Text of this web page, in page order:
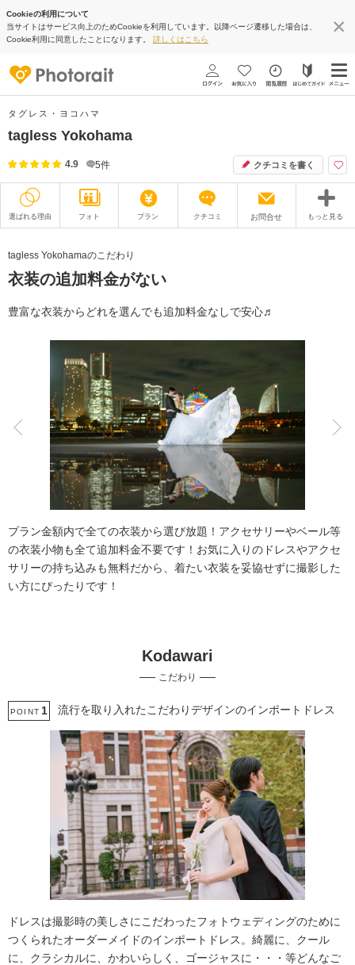
Cookieの利用について
当サイトはサービス向上のためCookieを利用しています。以降ページ遷移した場合は、
Cookie利用に同意したことになります。 詳しくはこちら
タグレス・ヨコハマ
tagless Yokohama
4.9 5件 クチコミを書く
選ばれる理由 フォト プラン クチコミ お問合せ もっと見る
衣装
オプション ブログ
アクセス/TEL スタジオトップ
こだわりポイント
3万円以下のプラン
プロポーズサプライズ
tagless Yokohamaのこだわり
衣装の追加料金がない
豊富な衣装からどれを選んでも追加料金なしで安心♬
プラン金額内で全ての衣装から選び放題！アクセサリーやベール等
の衣装小物も全て追加料金不要です！お気に入りのドレスやアクセ
サリーの持ち込みも無料だから、着たい衣装を妥協せずに撮影した
い方にぴったりです！
Kodawari
こだわり
POINT 1 流行を取り入れたこだわりデザインのインポートドレス
ドレスは撮影時の美しさにこだわったフォトウェディングのために
つくられたオーダーメイドのインポートドレス。綺麗に、クール
に、クラシカルに、かわいらしく、ゴージャスに・・・等どんなご